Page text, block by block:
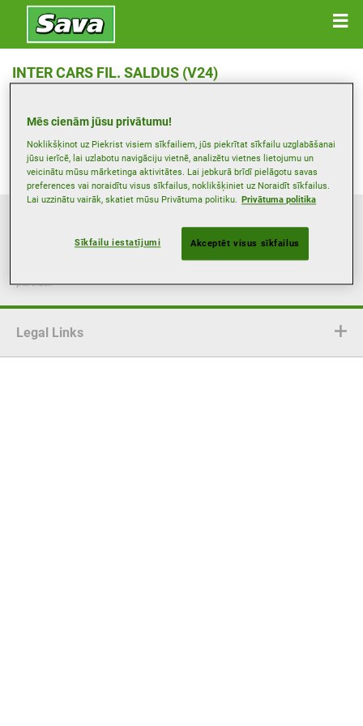
INTER CARS FIL. SALDUS (V24)
Saņemt norādes
Informācija nav saistoša, nav izsmeļoša un nerada līgumsaistības, un tā
jāpārbauda kopā ar attiecīgo pārdevēju. Lai arī Goodyear cenšas regulāri
atjaunināt šīs tīmekļa vietnes saturu, faktiskie piedāvājumi un maksājumu
pareiza.
Legal Links
Mēs cienām jūsu privātumu!
Noklikšķinot uz Piekrist visiem sīkfailiem, jūs piekrītat sīkfailu uzglabāšanai
jūsu ierīcē, lai uzlabotu navigāciju vietnē, analizētu vietnes lietojumu un
veicinātu mūsu mārketinga aktivitātes. Lai jebkurā brīdī pielāgotu savas
preferences vai noraidītu visus sīkfailus, noklikšķiniet uz Noraidīt sīkfailus.
Lai uzzinātu vairāk, skatiet mūsu Privātuma politiku. Privātuma politika
Sīkfailu iestatījumi Akceptēt visus sīkfailus